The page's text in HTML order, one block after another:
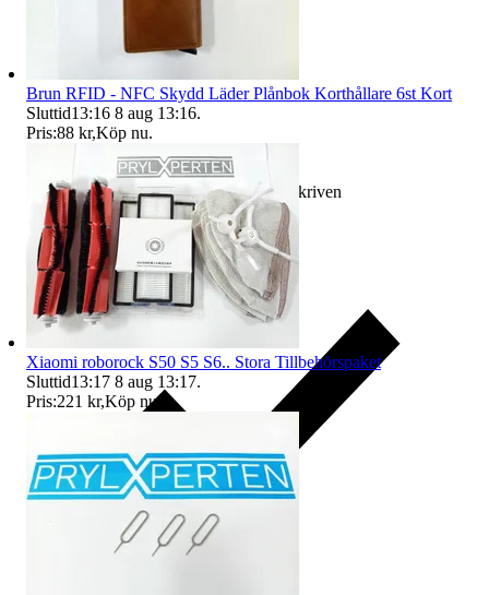
Ersättning om varan inte är som beskriven
Brun RFID - NFC Skydd Läder Plånbok Korthållare 6st Kort
Sluttid13:16 8 aug 13:16.
Pris:88 kr,Köp nu.
Xiaomi roborock S50 S5 S6.. Stora Tillbehörspaket
Sluttid13:17 8 aug 13:17.
Pris:221 kr,Köp nu.